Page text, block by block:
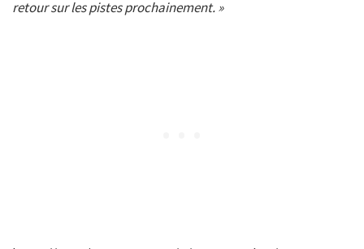
retour sur les pistes prochainement. »